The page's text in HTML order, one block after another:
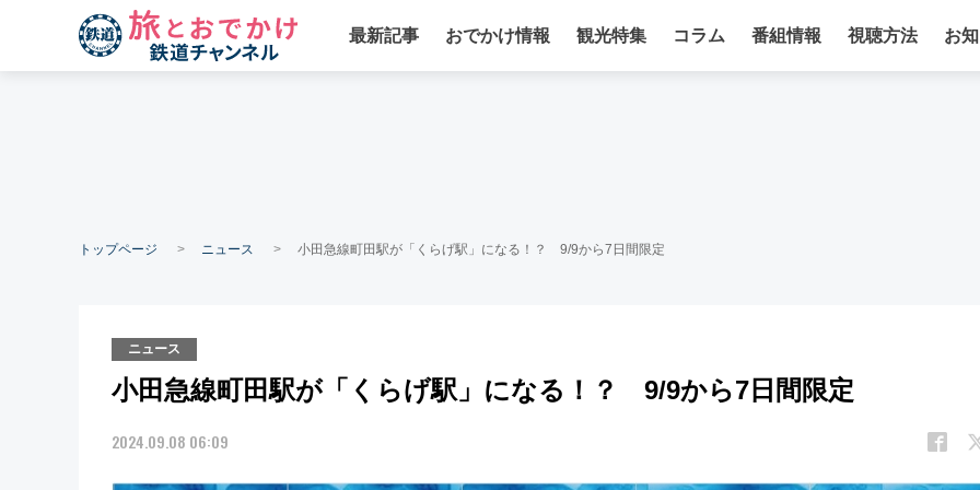
最新記事 おでかけ情報 観光特集 コラム 番組情報 視聴方法 お
トップページ ニュース 小田急線町田駅が「くらげ駅」になる！？ 9/9から7日間限定
ニュース
小田急線町田駅が「くらげ駅」になる！？ 9/9から7日間限定
2024.09.08 06:09